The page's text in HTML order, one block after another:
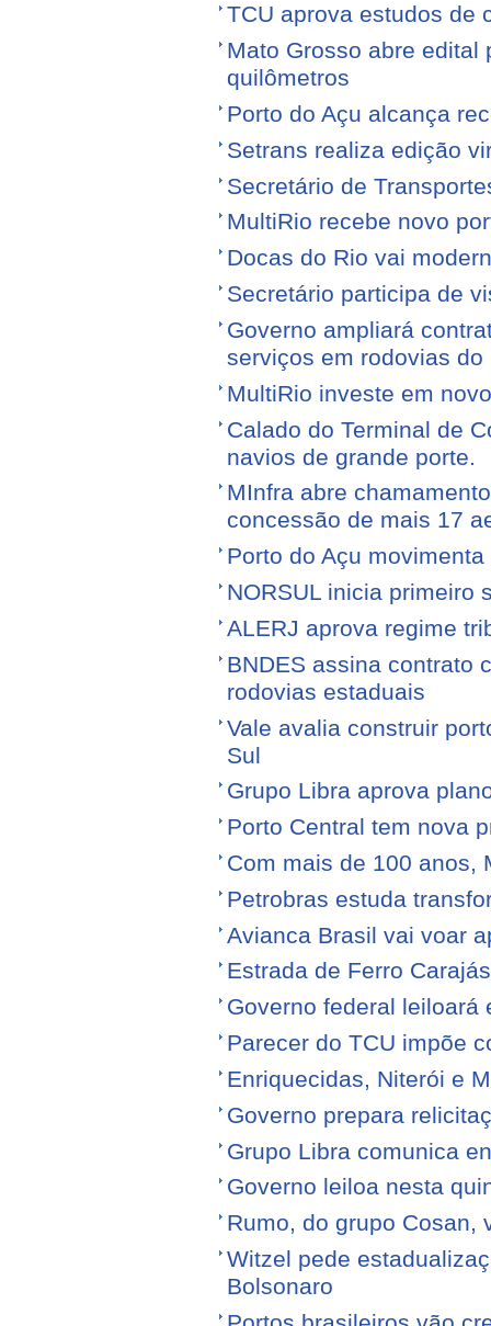
TCU aprova estudos de
Mato Grosso abre edital
quilômetros
Porto do Açu alcança
Setrans realiza edição
Secretário de
MultiRio recebe novo
Docas do Rio vai
Secretário participa de
Governo ampliará
serviços em rodovias do
MultiRio investe em
Calado do Terminal de
navios de grande porte.
MInfra abre
concessão de mais 17
Porto do Açu
NORSUL inicia primeiro
ALERJ aprova regime
BNDES assina contrato
rodovias estaduais
Vale avalia construir
Sul
Grupo Libra aprova
Porto Central tem nova
Com mais de 100 anos,
Petrobras estuda
Avianca Brasil vai voar
Estrada de Ferro
Governo federal leiloará
Parecer do TCU impõe
Enriquecidas, Niterói e
Governo prepara
Grupo Libra comunica
Governo leiloa nesta
Rumo, do grupo Cosan,
Witzel pede
Bolsonaro